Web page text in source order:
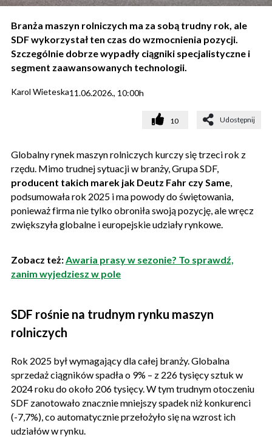
Branża maszyn rolniczych ma za sobą trudny rok, ale
SDF wykorzystał ten czas do wzmocnienia pozycji.
Szczególnie dobrze wypadły ciągniki specjalistyczne i
segment zaawansowanych technologii.
Karol Wieteska11.06.2026., 10:00h
10 Udostępnij
Globalny rynek maszyn rolniczych kurczy się trzeci rok z
rzędu. Mimo trudnej sytuacji w branży, Grupa SDF,
producent takich marek jak Deutz Fahr czy Same
podsumowała rok 2025 i ma powody do świętowania,
ponieważ firma nie tylko obroniła swoją pozycję, ale wręcz
zwiększyła globalne i europejskie udziały rynkowe.
Zobacz też: Awaria prasy w sezonie? To sprawdź,
zanim wyjedziesz w pole
SDF rośnie na trudnym rynku maszyn
rolniczych
Rok 2025 był wymagający dla całej branży. Globalna
sprzedaż ciągników spadła o 9% – z 226 tysięcy sztuk w
2024 roku do około 206 tysięcy. W tym trudnym otoczeniu
SDF zanotowało znacznie mniejszy spadek niż konkurenci
(-7,7%), co automatycznie przełożyło się na wzrost ich
udziałów w rynku.